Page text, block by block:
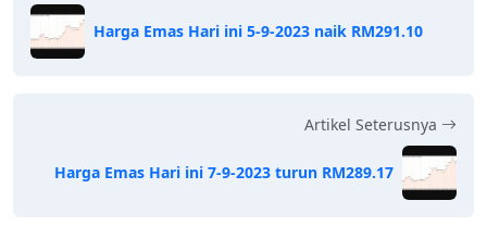
Harga Emas Hari ini 5-9-2023 naik RM291.10
Artikel Seterusnya
Harga Emas Hari ini 7-9-2023 turun RM289.17